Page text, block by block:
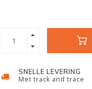
SNELLE LEVERING
Met track and trace